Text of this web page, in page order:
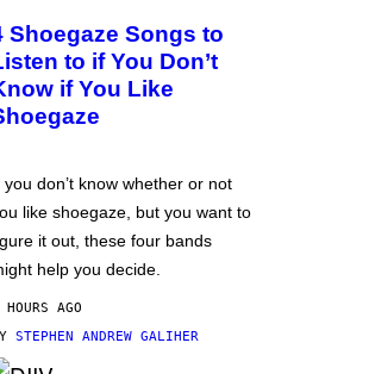
Shoegaze Songs to
to if You Don’t
if You Like
you don’t know whether or not
like shoegaze, but you want to
it out, these four bands
help you decide.
AGO
STEPHEN ANDREW GALIHER